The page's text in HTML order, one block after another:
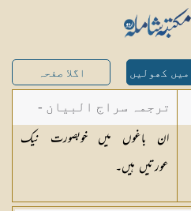
کھولیں اگلا صفحہ
ترجمہ سراج البیان -
مستفاد از ترجمتین
شاہ عبدالقادر دھلوی/
ان باغوں میں خوبصورت نیک
عورتیں ہیں۔